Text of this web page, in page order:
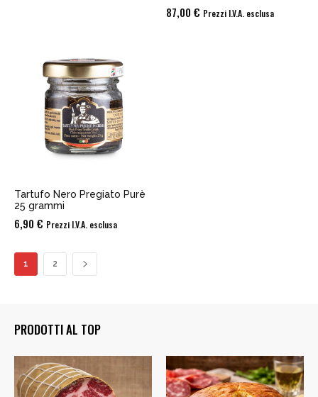
87,00 € Prezzi I.V.A. esclusa
Tartufo Nero Pregiato Purè
25 grammi
6,90 € Prezzi I.V.A. esclusa
1 2
PRODOTTI AL TOP